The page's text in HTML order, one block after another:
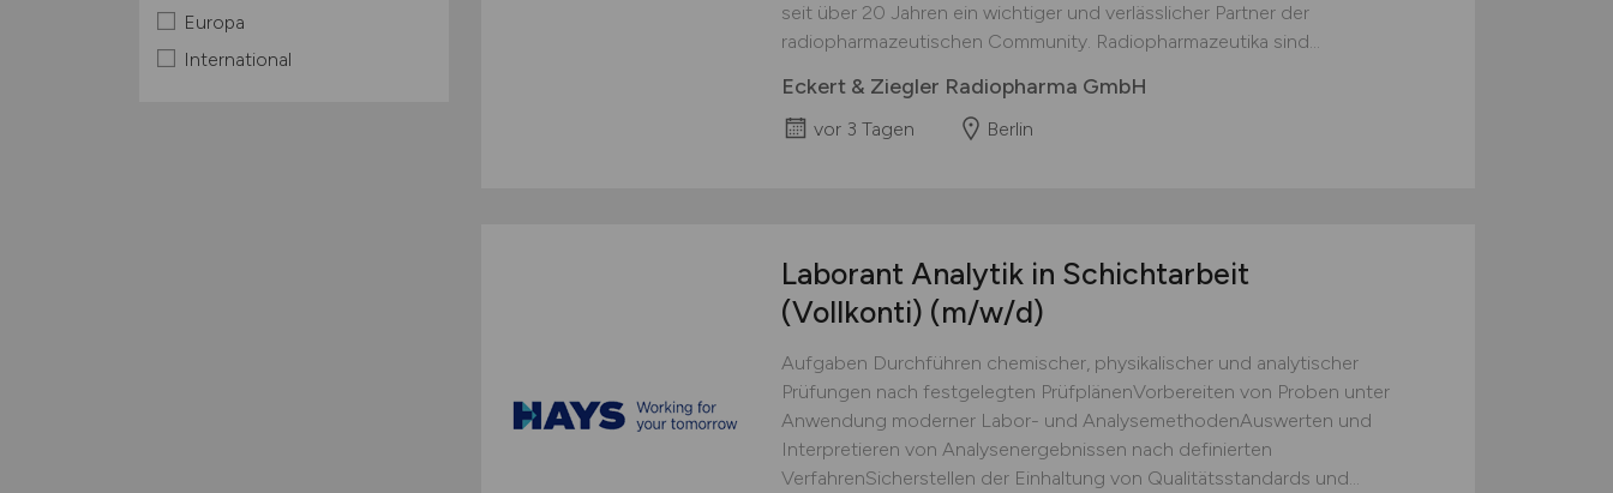
Europa
International
seit über 20 Jahren ein wichtiger und verlässlicher Partner der
radiopharmazeutischen Community. Radiopharmazeutika sind...
Eckert & Ziegler Radiopharma GmbH
vor 3 Tagen Berlin
Laborant Analytik in Schichtarbeit
(Vollkonti) (m/w/d)
Aufgaben Durchführen chemischer, physikalischer und analytischer
Prüfungen nach festgelegten PrüfplänenVorbereiten von Proben unter
Anwendung moderner Labor- und AnalysemethodenAuswerten und
Interpretieren von Analysenergebnissen nach definierten
VerfahrenSicherstellen der Einhaltung von Qualitätsstandards und...